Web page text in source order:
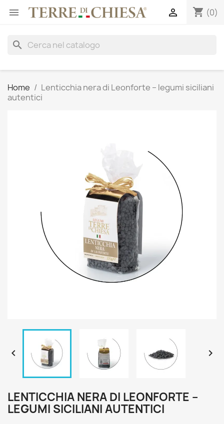
 shopping_cart (0)

search
Home
Lenticchia nera di Leonforte – legumi siciliani
autentici
 
LENTICCHIA NERA DI LEONFORTE –
LEGUMI SICILIANI AUTENTICI